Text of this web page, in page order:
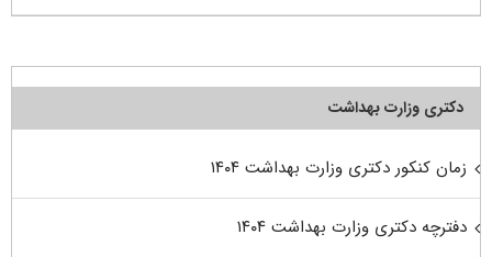
دکتری وزارت بهداشت
زمان کنکور دکتری وزارت بهداشت ۱۴۰۴
دفترچه دکتری وزارت بهداشت ۱۴۰۴